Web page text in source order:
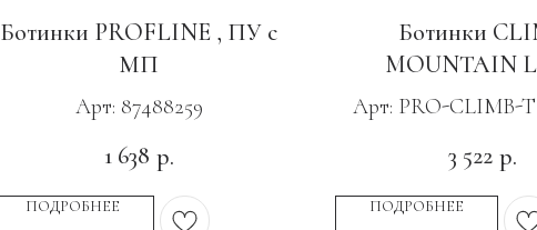
Ботинки PROFLINE , ПУ с
МП
Арт: 87488259
1 638 р.
ПОДРОБНЕЕ
Ботинки
MOUNTAIN
песочный
Арт: PRO-CLIMB-
3 522 р.
ПОДРОБНЕЕ